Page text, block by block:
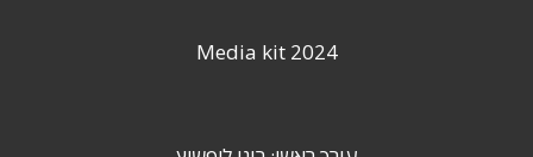
Media kit 2024